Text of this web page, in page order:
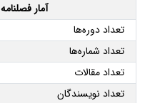
آمار فصلنامه
تعداد دوره‌ها
تعداد شماره‌ها
تعداد مقالات
تعداد نویسندگان